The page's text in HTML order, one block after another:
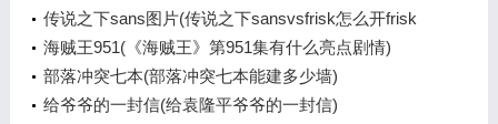
传说之下sans图片(传说之下sansvsfrisk怎么开frisk
模式)
海贼王951(《海贼王》第951集有什么亮点剧情)
部落冲突七本(部落冲突七本能建多少墙)
给爷爷的一封信(给袁隆平爷爷的一封信)